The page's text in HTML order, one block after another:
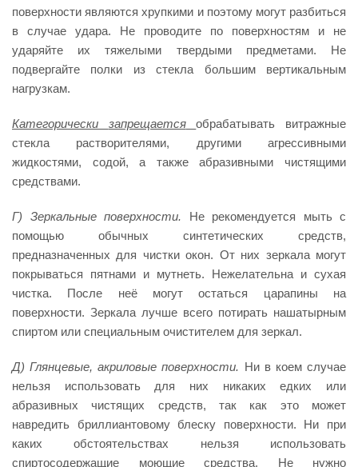
поверхности являются хрупкими и поэтому могут разбиться
в случае удара. Не проводите по поверхностям и не
ударяйте их тяжелыми твердыми предметами. Не
подвергайте полки из стекла большим вертикальным
нагрузкам.
Категорически запрещается
обрабатывать витражные
стекла растворителями, другими агрессивными
жидкостями, содой, а также абразивными чистящими
средствами.
Г) Зеркальные поверхности. Не рекомендуется мыть с
помощью обычных синтетических средств,
предназначенных для чистки окон. От них зеркала могут
покрываться пятнами и мутнеть. Нежелательна и сухая
чистка. После неё могут остаться царапины на
поверхности. Зеркала лучше всего потирать нашатырным
спиртом или специальным очистителем для зеркал.
Д) Глянцевые, акриловые поверхности. Ни в коем случае
нельзя использовать для них никаких едких или
абразивных чистящих средств, так как это может
навредить бриллиантовому блеску поверхности. Ни при
каких обстоятельствах нельзя использовать
спиртосодержащие моющие средства. Не нужно